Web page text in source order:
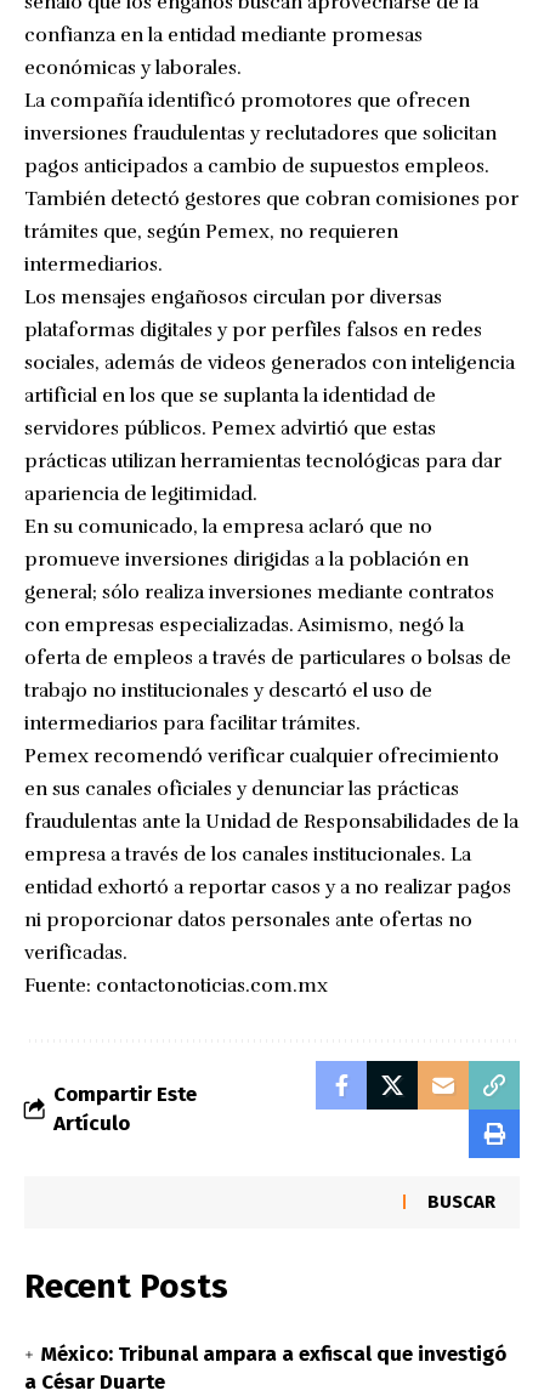
confianza en la entidad mediante promesas
económicas y laborales.
La compañía identificó promotores que ofrecen
inversiones fraudulentas y reclutadores que solicitan
pagos anticipados a cambio de supuestos empleos.
También detectó gestores que cobran comisiones por
trámites que, según Pemex, no requieren
intermediarios.
Los mensajes engañosos circulan por diversas
plataformas digitales y por perfiles falsos en redes
sociales, además de videos generados con inteligencia
artificial en los que se suplanta la identidad de
servidores públicos. Pemex advirtió que estas
prácticas utilizan herramientas tecnológicas para dar
apariencia de legitimidad.
En su comunicado, la empresa aclaró que no
promueve inversiones dirigidas a la población en
general; sólo realiza inversiones mediante contratos
con empresas especializadas. Asimismo, negó la
oferta de empleos a través de particulares o bolsas de
trabajo no institucionales y descartó el uso de
intermediarios para facilitar trámites.
Pemex recomendó verificar cualquier ofrecimiento
en sus canales oficiales y denunciar las prácticas
fraudulentas ante la Unidad de Responsabilidades de la
empresa a través de los canales institucionales. La
entidad exhortó a reportar casos y a no realizar pagos
ni proporcionar datos personales ante ofertas no
verificadas.
Fuente: contactonoticias.com.mx
Compartir Este
Artículo
BUSCAR
Recent Posts
México: Tribunal ampara a exfiscal que investigó
a César Duarte